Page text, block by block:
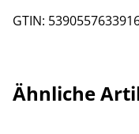
GTIN:
Ähnliche